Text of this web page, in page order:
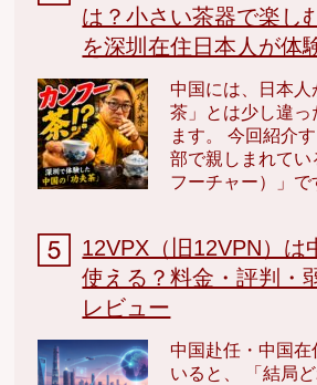
は？小さい茶器で楽し
を深圳在住日本人が体
中国には、日本人
茶」とは少し違っ
ます。 今回紹介
部で親しまれて
フーチャー）」で
12VPX（旧12VPN）は
使える？料金・評判・
レビュー
中国赴任・中国
いると、 「結局